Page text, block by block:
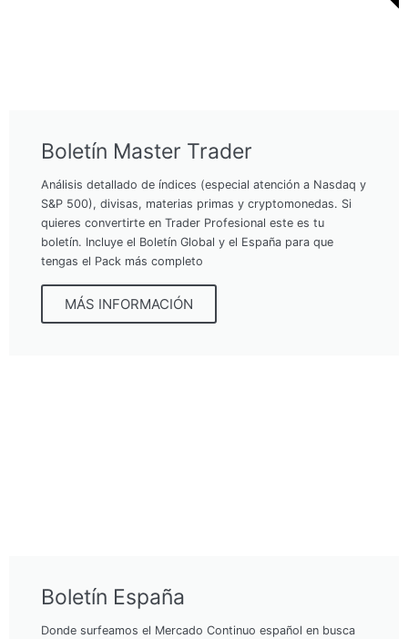
Boletín Master Trader
Análisis detallado de índices (especial atención a Nasdaq y
S&P 500), divisas, materias primas y cryptomonedas. Si
quieres convertirte en Trader Profesional este es tu
boletín. Incluye el Boletín Global y el España para que
tengas el Pack más completo
MÁS INFORMACIÓN
Boletín España
Donde surfeamos el Mercado Continuo español en busca